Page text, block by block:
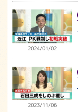
2024/01/02
2023/11/06